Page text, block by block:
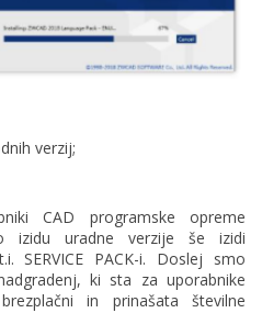
verzij;
CAD programske opreme
izidu uradne verzije še izidi
SERVICE PACK-i. Doslej smo
ki sta za uporabnike
in prinašata številne